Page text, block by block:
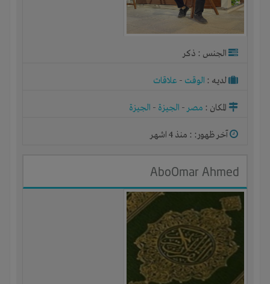
الجنس : ذكر
لديـه : الوقت - علاقات
المكان : مصر- الجيزة - الجيزة
آخر ظهور: : منذ 4 اشهر
AboOmar Ahmed